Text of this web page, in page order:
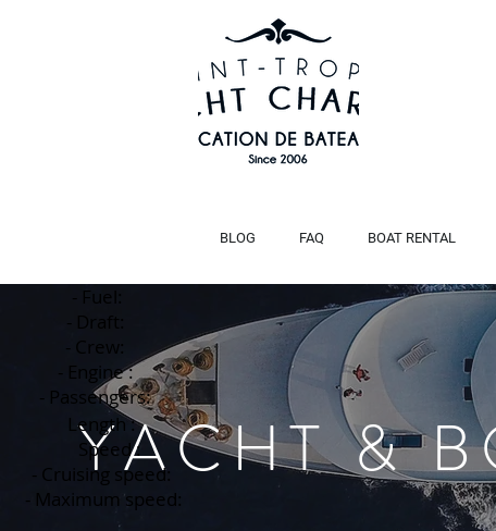
BLOG FAQ BOAT RENTAL
Title
- Fuel:
- Draft:
- Crew:
- Engine :
- Passengers:
YACHT &
Length :
Speed :
- Cruising speed:
- Maximum speed: